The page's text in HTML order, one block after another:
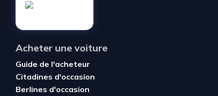
Acheter une voiture
Guide de l'acheteur
Citadines d'occasion
Berlines d'occasion